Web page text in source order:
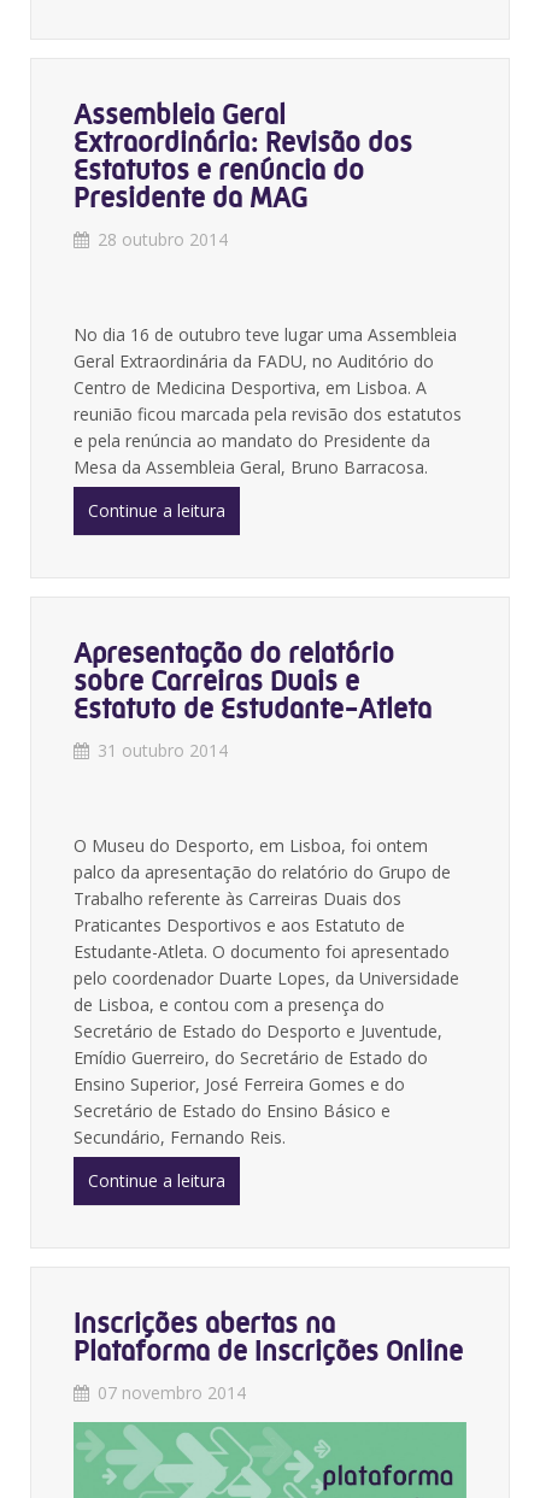
Assembleia Geral
Extraordinária: Revisão dos
Estatutos e renúncia do
Presidente da MAG
28 outubro 2014
No dia 16 de outubro teve lugar uma Assembleia
Geral Extraordinária da FADU, no Auditório do
Centro de Medicina Desportiva, em Lisboa. A
reunião ficou marcada pela revisão dos estatutos
e pela renúncia ao mandato do Presidente da
Mesa da Assembleia Geral, Bruno Barracosa.
Continue a leitura
Apresentação do relatório
sobre Carreiras Duais e
Estatuto de Estudante-Atleta
31 outubro 2014
O Museu do Desporto, em Lisboa, foi ontem
palco da apresentação do relatório do Grupo de
Trabalho referente às Carreiras Duais dos
Praticantes Desportivos e aos Estatuto de
Estudante-Atleta. O documento foi apresentado
pelo coordenador Duarte Lopes, da Universidade
de Lisboa, e contou com a presença do
Secretário de Estado do Desporto e Juventude,
Emídio Guerreiro, do Secretário de Estado do
Ensino Superior, José Ferreira Gomes e do
Secretário de Estado do Ensino Básico e
Secundário, Fernando Reis.
Continue a leitura
Inscrições abertas na
Plataforma de Inscrições Online
07 novembro 2014